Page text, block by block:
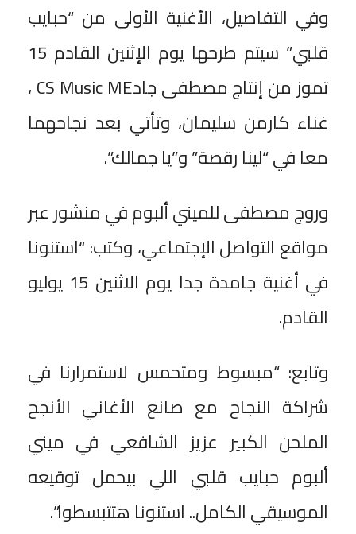
وفي التفاصيل، الأغنية الأولى من “حبايب
قلبي” سيتم طرحها يوم الإثنين القادم 15
تموز من إنتاج مصطفى جادCS Music ME ‏،
غناء كارمن سليمان، وتأتي بعد نجاحهما
معا في “لينا رقصة” و”يا جمالك”.
وروج مصطفى للميني ألبوم في منشور عبر
مواقع التواصل الإجتماعي، وكتب: “استنونا
في أغنية جامدة جدا يوم الاثنين 15 يوليو
القادم.
وتابع: “‏مبسوط ومتحمس لاستمرارنا في
شراكة النجاح مع صانع الأغاني الأنجح
الملحن الكبير عزيز الشافعي ‏في ميني
ألبوم حبايب قلبي اللي بيحمل توقيعه
الموسيقي الكامل.. استنونا هتتبسطوا”.